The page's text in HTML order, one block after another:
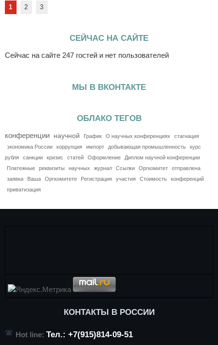
1 2 3
СЕЙЧАС НА САЙТЕ
Сейчас на сайте 247 гостей и нет пользователей
МЫ В ВКОНТАКТЕ
ОБЛАКО ТЕГОВ
конференции научной График О научных конференциях
стагнация
экономика России
коррупция импорт добывающая промышленность
курс
рубля
санкции кризис статей Оформление
Диплом научной конференции
Платежные
реквизиты научных журнал Ссылки Оргкомитет
отправлена
заявка
Ваша Оргкомитете Регистрация участия Стоимость
конференций
приватизация
КОНТАКТЫ В РОССИИ
Hot line: Тел.: +7(915)814-09-51